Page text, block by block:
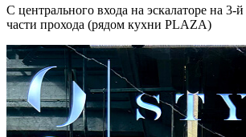
С центрального входа на эскалаторе на 3-
части прохода (рядом кухни PLAZA)